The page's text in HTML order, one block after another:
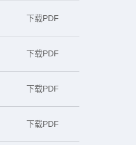
下载PDF
下载PDF
下载PDF
下载PDF